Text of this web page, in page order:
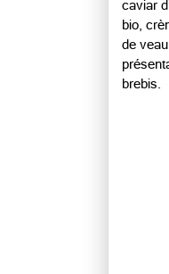
caviar
bio,
de
brebis.